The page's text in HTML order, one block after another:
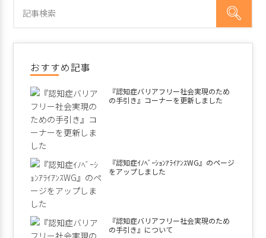
おすすめ記事
『認知症バリアフリー社会実現のため
の手引き』コーナーを更新しました
『認知症ｲﾉﾍﾞｰｼｮﾝｱﾗｲｱﾝｽWG』のページ
をアップしました
『認知症バリアフリー社会実現のため
の手引き』について